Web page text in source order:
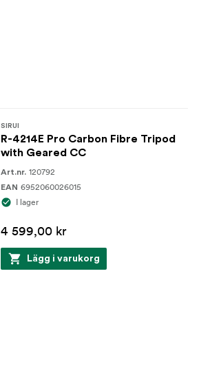
SIRUI
R-4214E Pro Carbon Fibre Tripod
with Geared CC
Art.nr. 120792
EAN 6952060026015
I lager
4 599,00 kr
Lägg i varukorg